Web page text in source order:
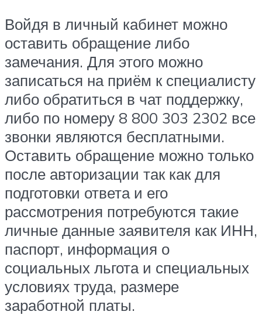
Войдя в личный кабинет можно
оставить обращение либо
замечания. Для этого можно
записаться на приём к специалисту
либо обратиться в чат поддержку,
либо по номеру 8 800 303 2302 все
звонки являются бесплатными.
Оставить обращение можно только
после авторизации так как для
подготовки ответа и его
рассмотрения потребуются такие
личные данные заявителя как ИНН,
паспорт, информация о
социальных льгота и специальных
условиях труда, размере
заработной платы.